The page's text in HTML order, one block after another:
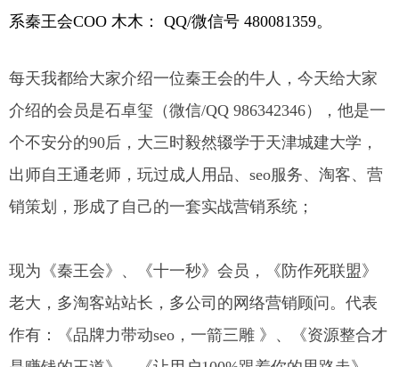
系秦王会COO 木木： QQ/微信号 480081359。
每天我都给大家介绍一位秦王会的牛人，今天给大家
介绍的会员是石卓玺（微信/QQ 986342346），他是一
个不安分的90后，大三时毅然辍学于天津城建大学，
出师自王通老师，玩过成人用品、seo服务、淘客、营
销策划，形成了自己的一套实战营销系统；
现为《秦王会》、《十一秒》会员，《防作死联盟》
老大，多淘客站站长，多公司的网络营销顾问。代表
作有：《品牌力带动seo，一箭三雕 》、《资源整合才